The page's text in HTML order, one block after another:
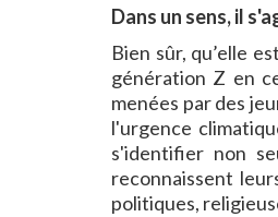
Dans un sens, il
Bien sûr, qu’elle
génération Z en
menées par des
l'urgence
s'identifier non
reconnaissent
politiques,